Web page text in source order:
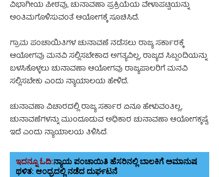
ವಿಭಾಗೀಯ ಪೀಠವು, ಚುನಾವಣಾ ಪ್ರಕ್ರಿಯೆಯ ವೇಳಾಪಟ್ಟಿಯನ್ನು
ಅಂತಿಮಗೊಳಿಸುವಂತೆ ಆಯೋಗಕ್ಕೆ ಸೂಚಿಸಿದೆ.
ಗ್ರಾಮ ಪಂಚಾಯಿತಿಗಳ ಚುನಾವಣೆ ನಡೆಸಲು ರಾಜ್ಯ ಸರ್ಕಾರಕ್ಕೆ
ಆಯೋಗವು ಮನವಿ ಸಲ್ಲಿಸಬೇಕಾದ ಅಗತ್ಯವಿಲ್ಲ, ರಾಜ್ಯದ ಸಿಬ್ಬಂದಿಯನ್ನು
ಬಳಸಿಕೊಳ್ಳಲು ಚುನಾವಣಾ ಆಯೋಗವು ರಾಜ್ಯಪಾಲರಿಗೆ ಮನವಿ
ಸಲ್ಲಿಸಬೇಕು ಎಂದು ನ್ಯಾಯಾಲಯ ಹೇಳಿದೆ.
ಚುನಾವಣಾ ವಿಚಾರದಲ್ಲಿ ರಾಜ್ಯ ಸರ್ಕಾರ ಏನೂ ಹೇಳುವಂತಿಲ್ಲ,
ಚುನಾವಣೆಗಳನ್ನು ಮುಂದೂಡುವ ಅಧಿಕಾರ ಚುನಾವಣಾ ಆಯೋಗಕ್ಕಷ್ಟೆ
ಇದೆ ಎಂದು ನ್ಯಾಯಾಲಯ ತಿಳಿಸಿದೆ.
ಇದನ್ನೂ ಓದಿ:ನ್ಯಾಯ ಪಂಚಾಯಿತಿ ಹೆಸರಿನಲ್ಲಿ ಬಾಲಕಿಗೆ ಅಮಾನುಷ
ಥಳಿತ: ಆಂಧ್ರದಲ್ಲಿ ನಡೆದ ದುರ್ಘಟನೆ